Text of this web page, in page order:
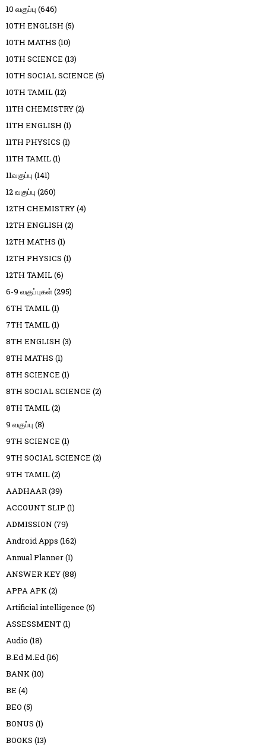
10 வகுப்பு (646)
10TH ENGLISH (5)
10TH MATHS (10)
10TH SCIENCE (13)
10TH SOCIAL SCIENCE (5)
10TH TAMIL(12)
11TH CHEMISTRY(2)
11TH ENGLISH (1)
11TH PHYSICS (1)
11TH TAMIL(1)
11வகுப்பு (141)
12 வகுப்பு (260)
12TH CHEMISTRY(4)
12TH ENGLISH (2)
12TH MATHS (1)
12TH PHYSICS (1)
12TH TAMIL(6)
6-9 வகுப்புகள்(295)
6TH TAMIL(1)
7TH TAMIL(1)
8TH ENGLISH (3)
8TH MATHS (1)
8TH SCIENCE (1)
8TH SOCIAL SCIENCE (2)
8TH TAMIL(2)
9 வகுப்பு (8)
9TH SCIENCE (1)
9TH SOCIAL SCIENCE (2)
9TH TAMIL(2)
AADHAAR(39)
ACCOUNT SLIP (1)
ADMISSION (79)
Android Apps (162)
Annual Planner(1)
ANSWER KEY(88)
APPA APK(2)
Artificial intelligence (5)
ASSESSMENT(1)
Audio (18)
B.Ed M.Ed(16)
BANK(10)
BE (4)
BEO (5)
BONUS (1)
BOOKS (13)